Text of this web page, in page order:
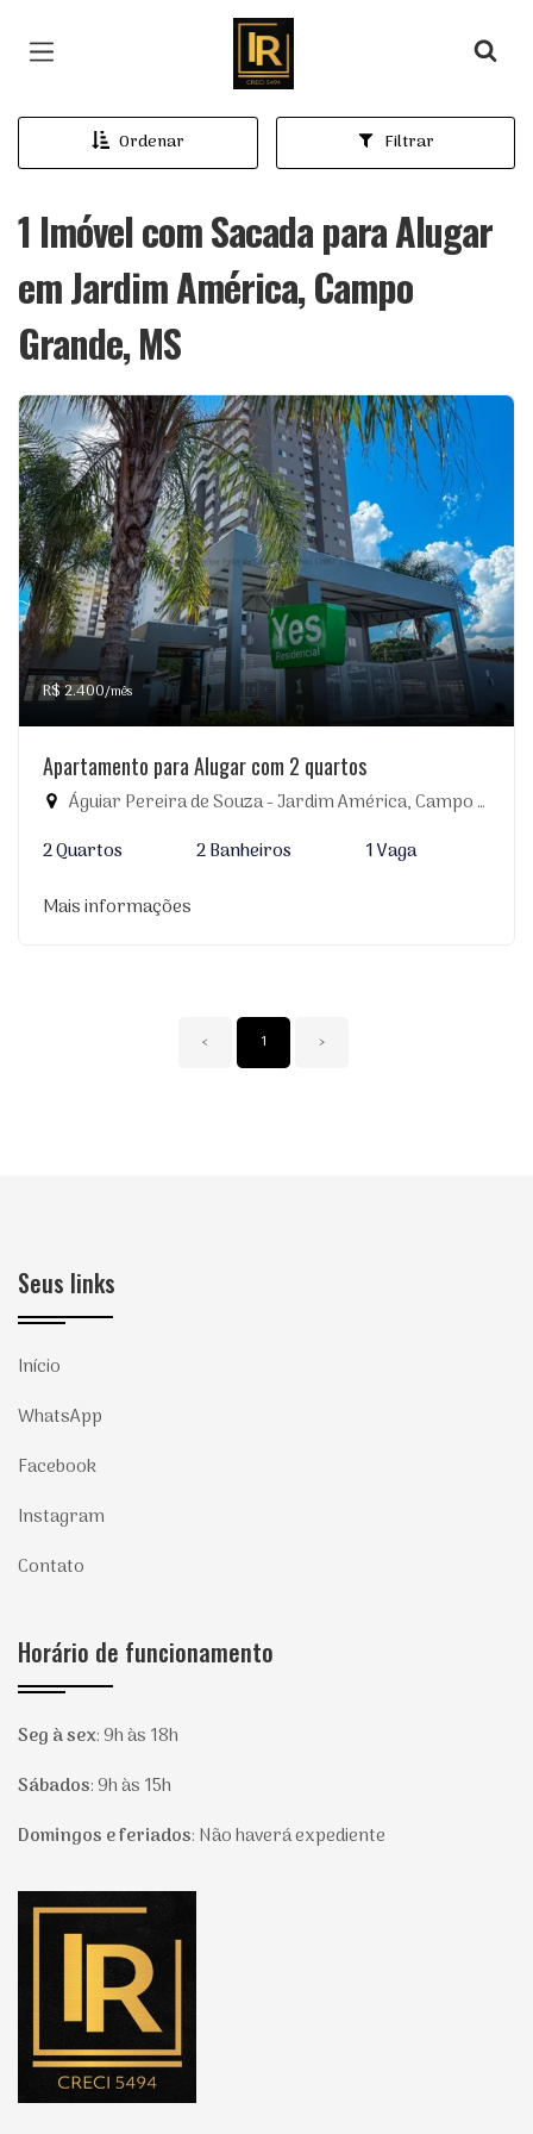
Página inicial
Ordenar Filtrar
1 Imóvel com Sacada para Alugar
em Jardim América, Campo
Grande, MS
R$ 2.400/mês
Apartamento para Alugar com 2 quartos
Águiar Pereira de Souza - Jardim América, Campo Grande-MS
2 Quartos
2 Banheiros
1 Vaga
Mais informações
‹ 1 ›
Seus links
Início
WhatsApp
Facebook
Instagram
Contato
Horário de funcionamento
Seg à sex:9h às 18h
Sábados:9h às 15h
Domingos e feriados: Não haverá expediente
Página inicial